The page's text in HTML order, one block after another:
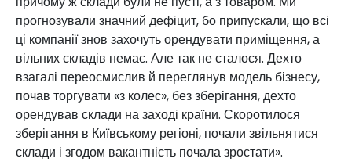
прогнозували значний дефіцит, бо припускали, що всі
ці компанії знов захочуть орендувати приміщення, а
вільних складів немає. Але так не сталося. Дехто
взагалі переосмислив й переглянув модель бізнесу,
почав торгувати «з колес», без зберігання, дехто
орендував склади на заході країни. Скоротилося
зберігання в Київському регіоні, почали звільнятися
склади і згодом вакантність почала зростати».